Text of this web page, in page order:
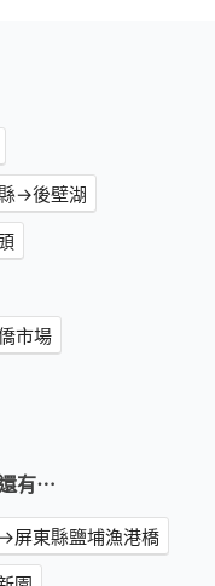
→後壁湖
市場
有⋯
屏東縣鹽埔漁港橋